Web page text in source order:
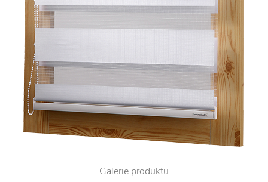
Galerie produktu